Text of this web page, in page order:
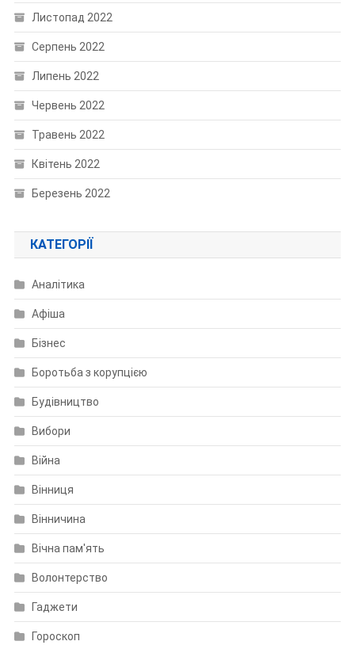
Листопад 2022
Серпень 2022
Липень 2022
Червень 2022
Травень 2022
Квітень 2022
Березень 2022
КАТЕГОРІЇ
Аналітика
Афіша
Бізнес
Боротьба з корупцією
Будівництво
Вибори
Війна
Вінниця
Вінничина
Вічна пам'ять
Волонтерство
Гаджети
Гороскоп